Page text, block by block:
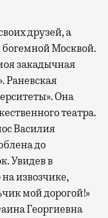
друзей, а
богемной Москвой.
закадычная
Раневская
Она
театра.
Василия
до
Увидев в
извозчике,
мой дорогой!»
Георгиевна